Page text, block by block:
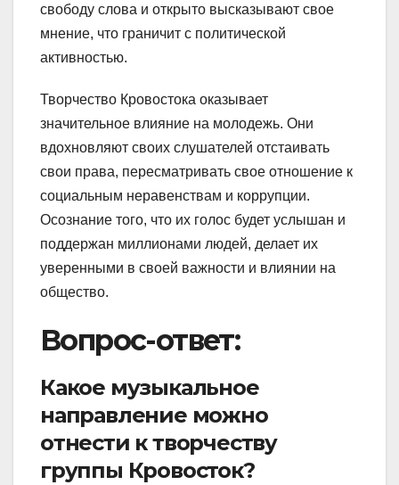
свободу слова и открыто высказывают свое
мнение, что граничит с политической
активностью.
Творчество Кровостока оказывает
значительное влияние на молодежь. Они
вдохновляют своих слушателей отстаивать
свои права, пересматривать свое отношение к
социальным неравенствам и коррупции.
Осознание того, что их голос будет услышан и
поддержан миллионами людей, делает их
уверенными в своей важности и влиянии на
общество.
Вопрос-ответ:
Какое музыкальное
направление можно
отнести к творчеству
группы Кровосток?